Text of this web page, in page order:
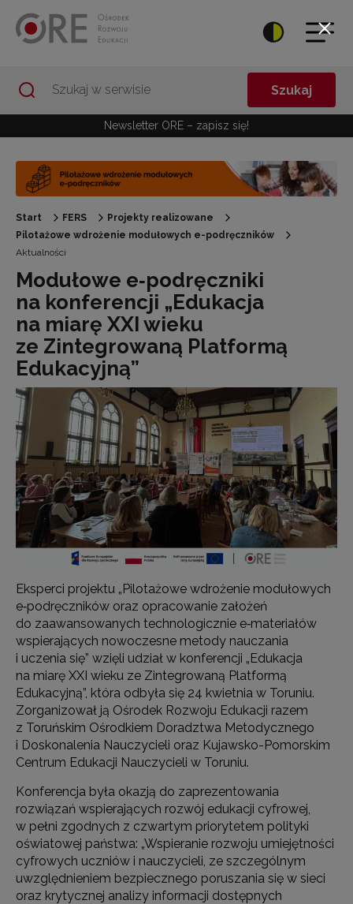
Szukaj
Newsletter ORE – zapisz się!
Start FERS
Projekty realizowane
Pilotażowe wdrożenie modułowych e-podręczników
Aktualności
Modułowe e‑podręczniki
na konferencji „Edukacja
na miarę XXI wieku
ze Zintegrowaną Platformą
Edukacyjną”
Eksperci projektu „Pilotażowe wdrożenie modułowych
e‑podręczników oraz opracowanie założeń
do zaawansowanych technologicznie e‑materiałów
wspierających nowoczesne metody nauczania
i uczenia się” wzięli udział w konferencji „Edukacja
na miarę XXI wieku ze Zintegrowaną Platformą
Edukacyjną”, która odbyła się 24 kwietnia w Toruniu.
Zorganizował ją Ośrodek Rozwoju Edukacji razem
z Toruńskim Ośrodkiem Doradztwa Metodycznego
i Doskonalenia Nauczycieli oraz Kujawsko-Pomorskim
Centrum Edukacji Nauczycieli w Toruniu.
Konferencja była okazją do zaprezentowania
rozwiązań wspierających rozwój edukacji cyfrowej,
w pełni zgodnych z czwartym priorytetem polityki
oświatowej państwa: „Wspieranie rozwoju umiejętności
cyfrowych uczniów i nauczycieli, ze szczególnym
uwzględnieniem bezpiecznego poruszania się w sieci
oraz krytycznej analizy informacji dostępnych